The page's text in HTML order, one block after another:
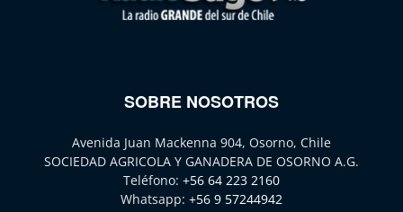
SOBRE NOSOTROS
Avenida Juan Mackenna 904, Osorno, Chile
SOCIEDAD AGRICOLA Y GANADERA DE OSORNO A.G.
Teléfono: +56 64 223 2160
Whatsapp: +56 9 57244942